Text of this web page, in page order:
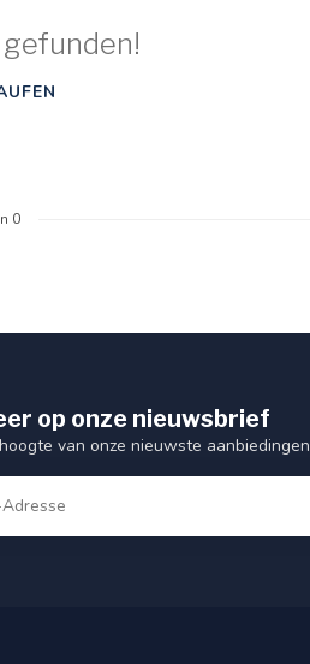
0
op onze nieuwsbrief
van onze nieuwste aanbiedingen